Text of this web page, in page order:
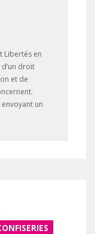
Libertés en
droit
et de
un